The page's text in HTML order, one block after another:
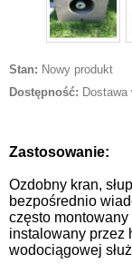
Stan: Nowy produkt
Dostępność:
Zastosowanie:
Ozdobny kran,
bezpośrednio
często
instalowany przez
wodociągowej